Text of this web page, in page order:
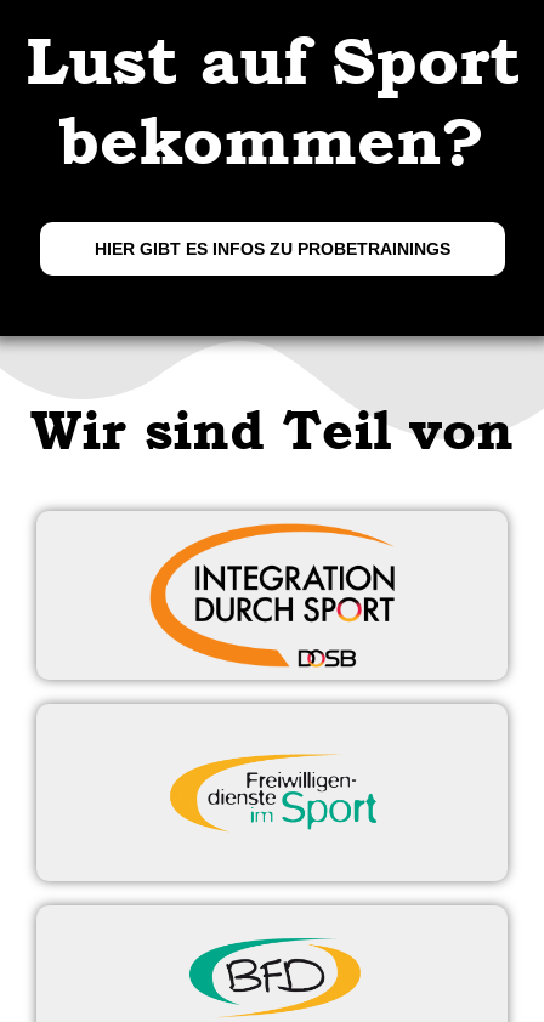
Lust auf Sport
bekommen?
HIER GIBT ES INFOS ZU PROBETRAININGS
Wir sind Teil von